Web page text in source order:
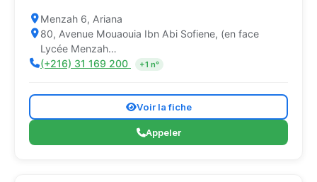
Menzah 6, Ariana
80, Avenue Mouaouia Ibn Abi Sofiene, (en face
Lycée Menzah…
(+216) 31 169 200
+1 n°
Voir la fiche
Appeler